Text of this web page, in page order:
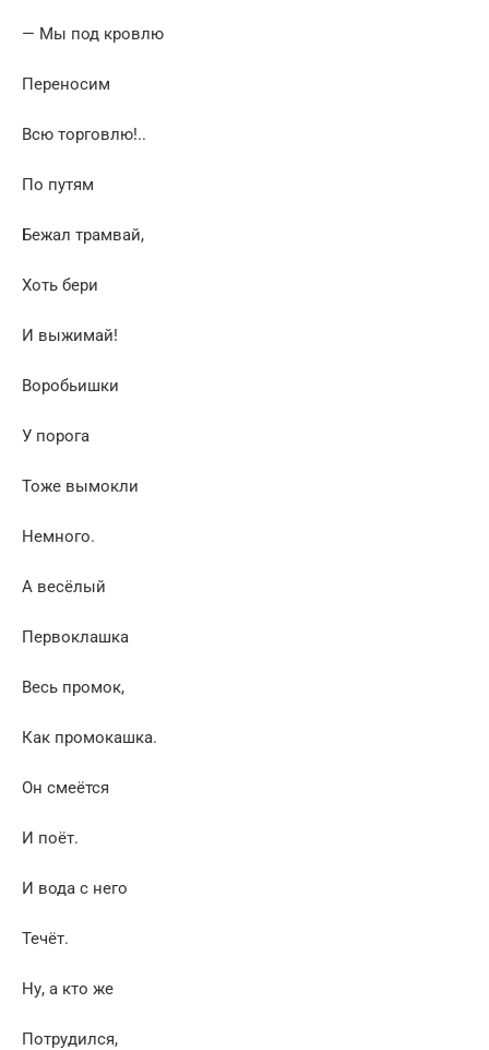
— Мы под кровлю
Переносим
Всю торговлю!..
По путям
Бежал трамвай,
Хоть бери
И выжимай!
Воробьишки
У порога
Тоже вымокли
Немного.
А весёлый
Первоклашка
Весь промок,
Как промокашка.
Он смеётся
И поёт.
И вода с него
Течёт.
Ну, а кто же
Потрудился,